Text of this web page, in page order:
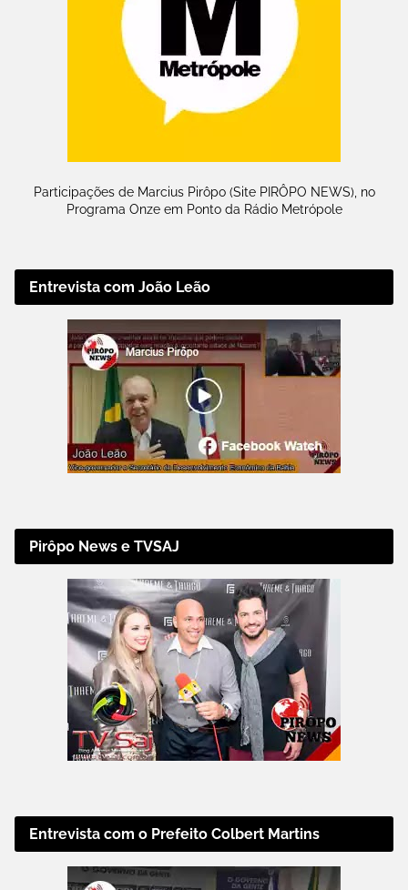
Participações de Marcius Pirôpo (Site PIRÔPO NEWS), no
Programa Onze em Ponto da Rádio Metrópole
Entrevista com João Leão
Pirôpo News e TVSAJ
Entrevista com o Prefeito Colbert Martins